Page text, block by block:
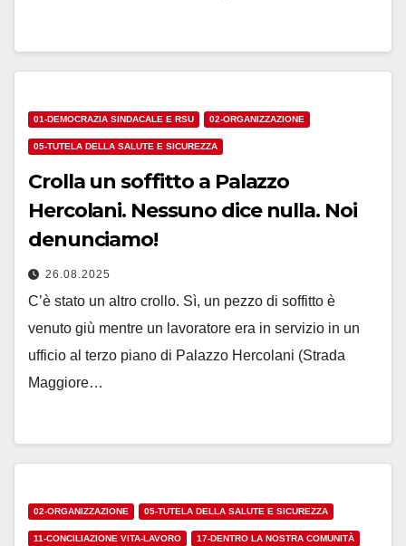
01-DEMOCRAZIA SINDACALE E RSU 02-ORGANIZZAZIONE
05-TUTELA DELLA SALUTE E SICUREZZA
Crolla un soffitto a Palazzo
Hercolani. Nessuno dice nulla. Noi
denunciamo!
26.08.2025
C’è stato un altro crollo. Sì, un pezzo di soffitto è
venuto giù mentre un lavoratore era in servizio in un
ufficio al terzo piano di Palazzo Hercolani (Strada
Maggiore…
02-ORGANIZZAZIONE 05-TUTELA DELLA SALUTE E SICUREZZA
11-CONCILIAZIONE VITA-LAVORO 17-DENTRO LA NOSTRA COMUNITÀ